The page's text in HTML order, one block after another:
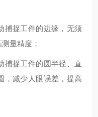
捕捉工件的边缘，无须
量精度；
捕捉工件的圆半径、直
，减少人眼误差，提高